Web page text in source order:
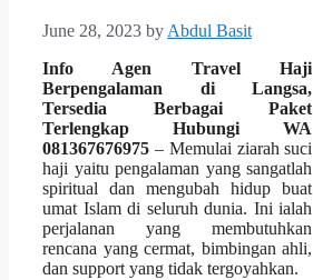
June 28, 2023 by Abdul Basit
Info Agen Travel Haji
Berpengalaman di Langsa,
Tersedia Berbagai Paket
Terlengkap Hubungi WA
081367676975 – Memulai ziarah suci
haji yaitu pengalaman yang sangatlah
spiritual dan mengubah hidup buat
umat Islam di seluruh dunia. Ini ialah
perjalanan yang membutuhkan
rencana yang cermat, bimbingan ahli,
dan support yang tidak tergoyahkan.